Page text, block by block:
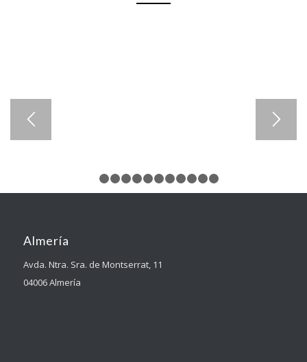
1 2 3 4 5 6
Almería
Avda. Ntra. Sra. de Montserrat, 11
04006 Almería